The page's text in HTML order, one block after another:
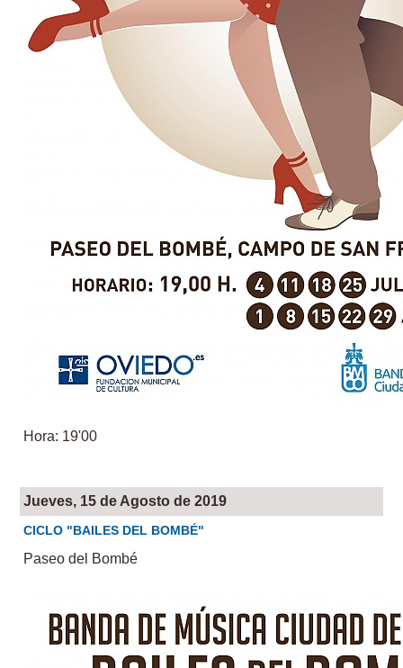
Hora: 19'00
Jueves, 15 de Agosto de 2019
CICLO "BAILES DEL BOMBÉ"
Paseo del Bombé